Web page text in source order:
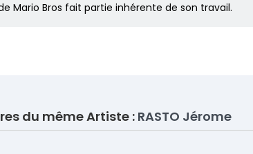
Mario Bros fait partie inhérente de son travail.
du même Artiste : RASTO Jérome